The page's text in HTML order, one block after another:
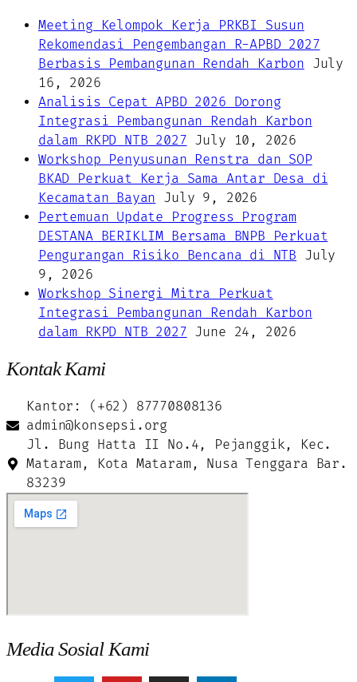
Meeting Kelompok Kerja PRKBI Susun
Rekomendasi Pengembangan R-APBD 2027
Berbasis Pembangunan Rendah Karbon July
16, 2026
Analisis Cepat APBD 2026 Dorong
Integrasi Pembangunan Rendah Karbon
dalam RKPD NTB 2027 July 10, 2026
Workshop Penyusunan Renstra dan SOP
BKAD Perkuat Kerja Sama Antar Desa di
Kecamatan Bayan July 9, 2026
Pertemuan Update Progress Program
DESTANA BERIKLIM Bersama BNPB Perkuat
Pengurangan Risiko Bencana di NTB July
9, 2026
Workshop Sinergi Mitra Perkuat
Integrasi Pembangunan Rendah Karbon
dalam RKPD NTB 2027 June 24, 2026
Kontak Kami
Kantor: (+62) 87770808136
admin@konsepsi.org
Jl. Bung Hatta II No.4, Pejanggik, Kec.
Mataram, Kota Mataram, Nusa Tenggara Bar.
83239
Media Sosial Kami